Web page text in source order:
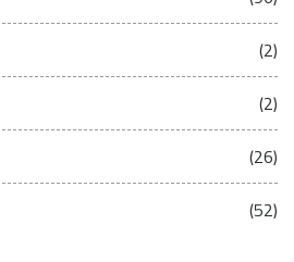
(2)
(2)
(26)
(52)